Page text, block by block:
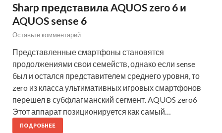
Sharp представила AQUOS zero 6 и
AQUOS sense 6
Оставьте комментарий
Представленные смартфоны становятся
продолжениями свои семейств, однако если sense
был и остался представителем среднего уровня, то
zero из класса ультимативных игровых смартфонов
перешел в субфлагманский сегмент. AQUOS zero6
Этот аппарат позиционируется как самый…
ПОДРОБНЕЕ